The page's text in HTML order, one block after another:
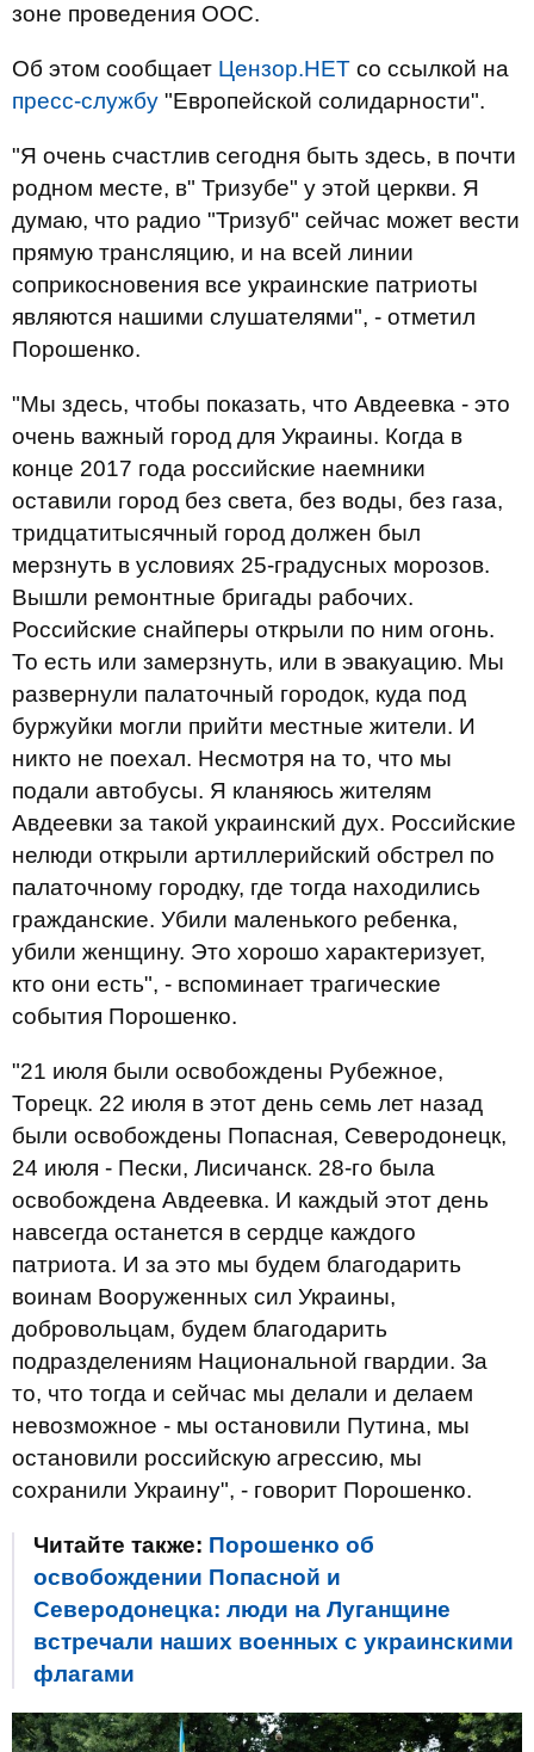
зоне проведения ООС.
Об этом сообщает Цензор.НЕТ со ссылкой на
пресс-службу "Европейской солидарности".
"Я очень счастлив сегодня быть здесь, в почти
родном месте, в" Тризубе" у этой церкви. Я
думаю, что радио "Тризуб" сейчас может вести
прямую трансляцию, и на всей линии
соприкосновения все украинские патриоты
являются нашими слушателями", - отметил
Порошенко.
"Мы здесь, чтобы показать, что Авдеевка - это
очень важный город для Украины. Когда в
конце 2017 года российские наемники
оставили город без света, без воды, без газа,
тридцатитысячный город должен был
мерзнуть в условиях 25-градусных морозов.
Вышли ремонтные бригады рабочих.
Российские снайперы открыли по ним огонь.
То есть или замерзнуть, или в эвакуацию. Мы
развернули палаточный городок, куда под
буржуйки могли прийти местные жители. И
никто не поехал. Несмотря на то, что мы
подали автобусы. Я кланяюсь жителям
Авдеевки за такой украинский дух. Российские
нелюди открыли артиллерийский обстрел по
палаточному городку, где тогда находились
гражданские. Убили маленького ребенка,
убили женщину. Это хорошо характеризует,
кто они есть", - вспоминает трагические
события Порошенко.
"21 июля были освобождены Рубежное,
Торецк. 22 июля в этот день семь лет назад
были освобождены Попасная, Северодонецк,
24 июля - Пески, Лисичанск. 28-го была
освобождена Авдеевка. И каждый этот день
навсегда останется в сердце каждого
патриота. И за это мы будем благодарить
воинам Вооруженных сил Украины,
добровольцам, будем благодарить
подразделениям Национальной гвардии. За
то, что тогда и сейчас мы делали и делаем
невозможное - мы остановили Путина, мы
остановили российскую агрессию, мы
сохранили Украину", - говорит Порошенко.
Читайте также: Порошенко об
освобождении Попасной и
Северодонецка: люди на Луганщине
встречали наших военных с украинскими
флагами